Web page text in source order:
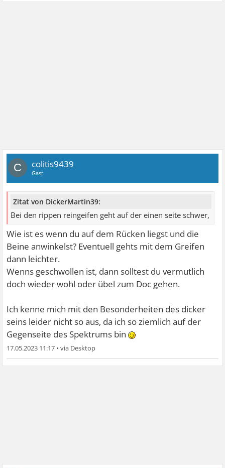
C colitis9439
Gast
Zitat von DickerMartin39:
Bei den rippen reingeifen geht auf der einen seite schwer,
Wie ist es wenn du auf dem Rücken liegst und die
Beine anwinkelst? Eventuell gehts mit dem Greifen
dann leichter.
Wenns geschwollen ist, dann solltest du vermutlich
doch wieder wohl oder übel zum Doc gehen.
Ich kenne mich mit den Besonderheiten des dicker
seins leider nicht so aus, da ich so ziemlich auf der
Gegenseite des Spektrums bin
17.05.2023 11:17 •